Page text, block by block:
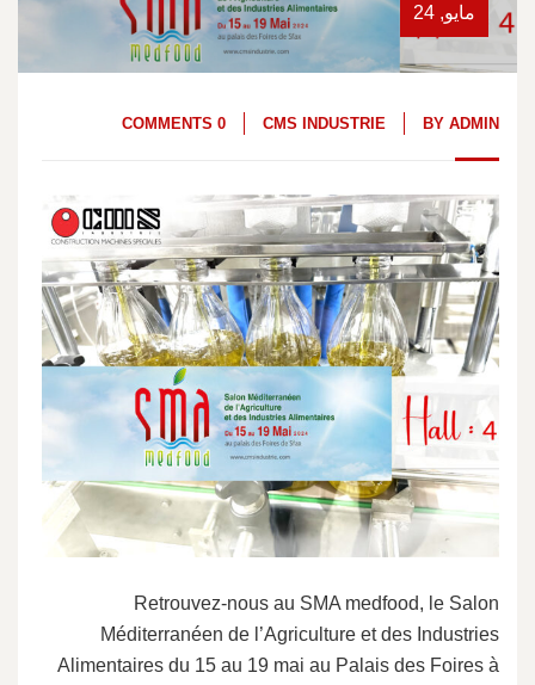
مايو, 24
BY ADMIN
CMS INDUSTRIE
0 COMMENTS
Retrouvez-nous au SMA medfood, le Salon
Méditerranéen de l’Agriculture et des Industries
Alimentaires du 15 au 19 mai au Palais des Foires à